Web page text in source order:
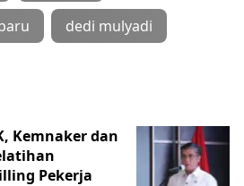
dedi mulyadi
Kemnaker dan
Pekerja